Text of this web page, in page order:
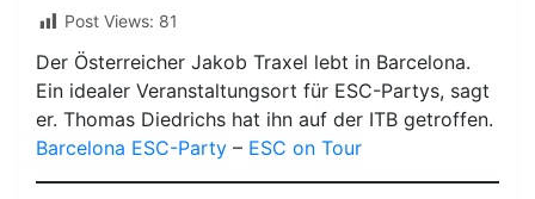
Post Views: 81
Der Österreicher Jakob Traxel lebt in Barcelona.
Ein idealer Veranstaltungsort für ESC-Partys, sagt
er. Thomas Diedrichs hat ihn auf der ITB getroffen.
Barcelona ESC-Party – ESC on Tour